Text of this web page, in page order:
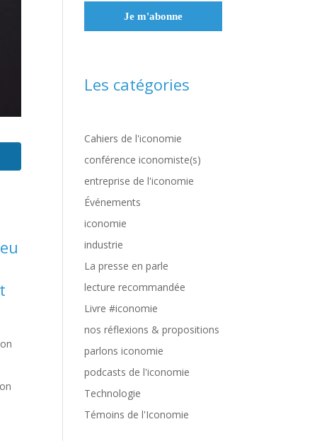
Les catégories
Cahiers de l'iconomie
conférence iconomiste(s)
entreprise de l'iconomie
Événements
iconomie
industrie
La presse en parle
lecture recommandée
Livre #iconomie
nos réflexions & propositions
parlons iconomie
podcasts de l'iconomie
Technologie
Témoins de l'Iconomie